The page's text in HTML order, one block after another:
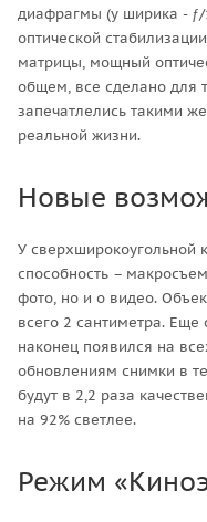
диафрагмы (у ширика - ƒ/
оптической
матрицы, мощный
общем, все сделано для
запечатлелись такими
реальной жизни.
Новые
У сверхширокоугольной
способность –
фото, но и о видео.
всего 2 сантиметра.
наконец появился на
обновлениям снимки в
будут в 2,2 раза
на 92% светлее.
Режим